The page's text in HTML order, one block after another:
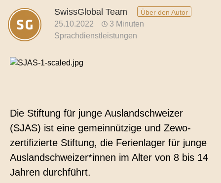
Juristische Übersetzungen
Übersetzungen für Pharma und Medizin
Übersetzungen im Bereich Rohstoffe und
Energie
Blog
SwissGlobal Team Über den Autor
25.10.2022
3 Minuten
Sprachdienstleistungen
Die Stiftung für junge Auslandschweizer
(SJAS) ist eine gemeinnützige und Zewo-
zertifizierte Stiftung, die Ferienlager für junge
Auslandschweizer*innen im Alter von 8 bis 14
Jahren durchführt.